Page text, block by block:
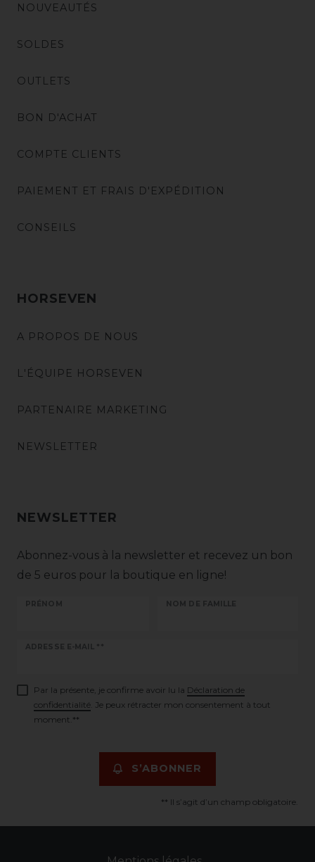
NOUVEAUTÉS
SOLDES
OUTLETS
BON D'ACHAT
COMPTE CLIENTS
PAIEMENT ET FRAIS D'EXPÉDITION
CONSEILS
HORSEVEN
A PROPOS DE NOUS
L'ÉQUIPE HORSEVEN
PARTENAIRE MARKETING
NEWSLETTER
NEWSLETTER
Abonnez-vous à la newsletter et recevez un bon
de 5 euros pour la boutique en ligne!
PRÉNOM NOM DE FAMILLE
ADRESSE E-MAIL **
Ceres::Template.newsletterHoneypotLabel
Par la présente, je confirme avoir lu la Déclaration de
confidentialité . Je peux rétracter mon consentement à tout
moment.**
S’ABONNER
** Il s’agit d’un champ obligatoire.